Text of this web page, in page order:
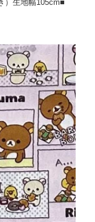
）生地幅105cm■